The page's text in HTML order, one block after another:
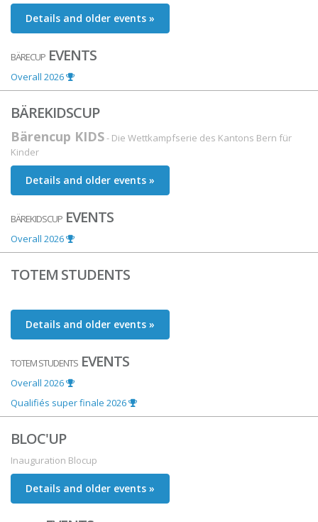
Details and older events »
BÄRECUP EVENTS
Overall 2026
BÄREKIDSCUP
Bärencup KIDS- Die Wettkampfserie des Kantons Bern für
Kinder
Details and older events »
BÄREKIDSCUP EVENTS
Overall 2026
TOTEM STUDENTS
Details and older events »
TOTEM STUDENTS EVENTS
Overall 2026
Qualifiés super finale 2026
BLOC'UP
Inauguration Blocup
Details and older events »